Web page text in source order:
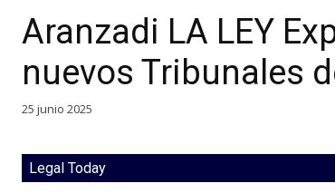
Aranzadi LA LEY
nuevos Tribunales
25 junio 2025
Legal Today